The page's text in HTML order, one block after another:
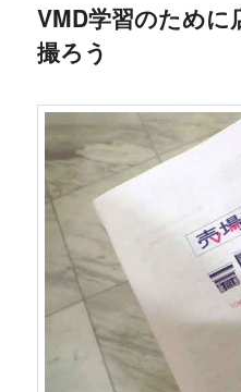
VMD学習のために
撮ろう